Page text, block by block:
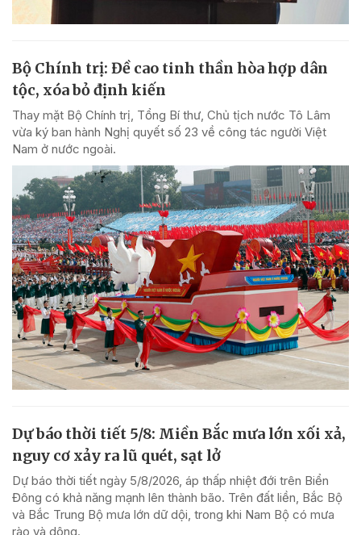
Bộ Chính trị: Đề cao tinh thần hòa hợp dân
tộc, xóa bỏ định kiến
Thay mặt Bộ Chính trị, Tổng Bí thư, Chủ tịch nước Tô Lâm
vừa ký ban hành Nghị quyết số 23 về công tác người Việt
Nam ở nước ngoài.
Dự báo thời tiết 5/8: Miền Bắc mưa lớn xối xả,
nguy cơ xảy ra lũ quét, sạt lở
Dự báo thời tiết ngày 5/8/2026, áp thấp nhiệt đới trên Biển
Đông có khả năng mạnh lên thành bão. Trên đất liền, Bắc Bộ
và Bắc Trung Bộ mưa lớn dữ dội, trong khi Nam Bộ có mưa
rào và dông.